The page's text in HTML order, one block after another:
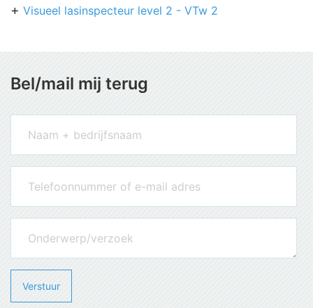
Visueel lasinspecteur level 2 - VTw 2
Bel/mail mij terug